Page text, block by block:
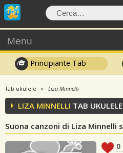
Menu
Principiante Tab
Tab ukulele Liza Minnelli
LIZA MINNELLI TAB UKULELE
Suona canzoni di Liza Minnelli
0